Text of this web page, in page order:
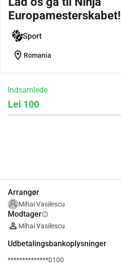
Europamesterskabet!
Sport
location_on Romania
Indsamlede
Lei 100
Arrangør
Mihai Vasilescu
Modtagerinfo
Mihai Vasilescu
Udbetalingsbankoplysninger
**************0100